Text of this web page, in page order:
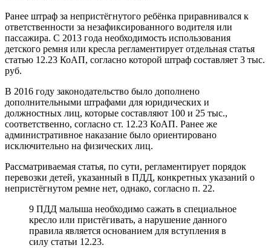
Ранее штраф за непристёгнутого ребёнка приравнивался к
ответственности за незафиксированного водителя или
пассажира. С 2013 года необходимость использования
детского ремня или кресла регламентирует отдельная статья
статью 12.23 КоАП, согласно которой штраф составляет 3 тыс.
руб.
В 2016 году законодательство было дополнено
дополнительными штрафами для юридических и
должностных лиц, которые составляют 100 и 25 тыс.,
соответственно, согласно ст. 12.23 КоАП. Ранее же
административное наказание было ориентировано
исключительно на физических лиц.
Рассматриваемая статья, по сути, регламентирует порядок
перевозки детей, указанный в ПДД, конкретных указаний о
непристёгнутом ремне нет, однако, согласно п. 22.
9 ПДД малыша необходимо сажать в специальное
кресло или пристёгивать, а нарушение данного
правила является основанием для вступления в
силу статьи 12.23.